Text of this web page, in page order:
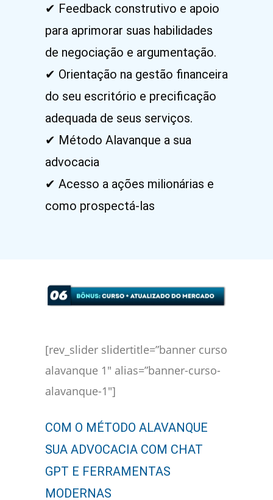
✔ Feedback construtivo e apoio
para aprimorar suas habilidades
de negociação e argumentação.
✔ Orientação na gestão financeira
do seu escritório e precificação
adequada de seus serviços.
✔ Método Alavanque a sua
advocacia
✔ Acesso a ações milionárias e
como prospectá-las
[rev_slider slidertitle=”banner curso
alavanque 1″ alias=”banner-curso-
alavanque-1″]
COM O MÉTODO ALAVANQUE
SUA ADVOCACIA COM CHAT
GPT E FERRAMENTAS
MODERNAS